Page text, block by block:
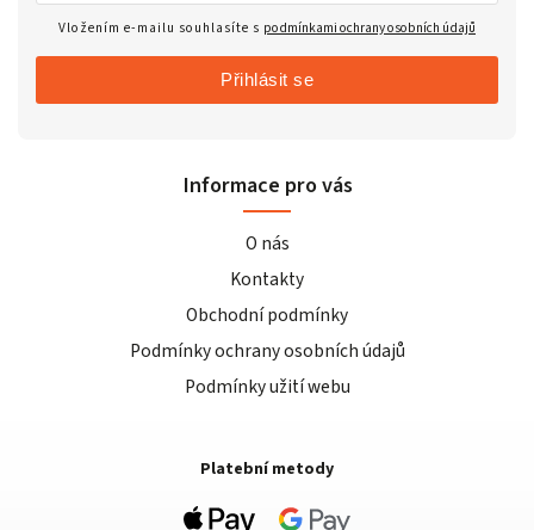
Vložením e-mailu souhlasíte s podmínkami ochrany osobních údajů
Přihlásit se
Informace pro vás
O nás
Kontakty
Obchodní podmínky
Podmínky ochrany osobních údajů
Podmínky užití webu
Platební metody